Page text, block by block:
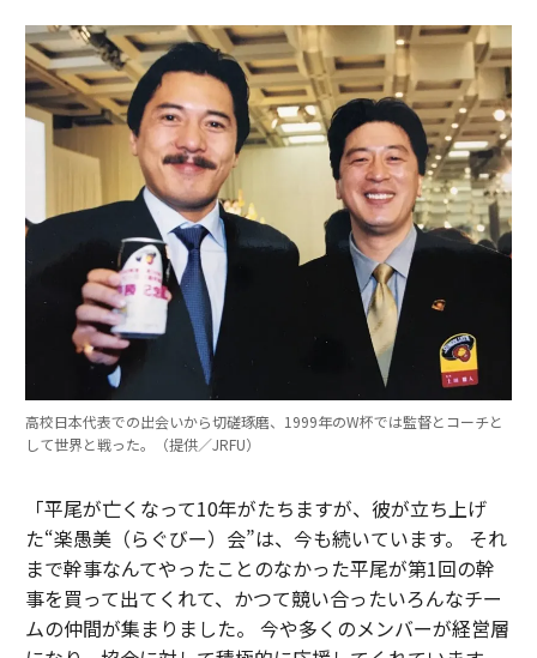
高校日本代表での出会いから切磋琢磨、1999年のW杯では監督とコーチと
して世界と戦った。（提供／JRFU）
「平尾が亡くなって10年がたちますが、彼が立ち上げ
た“楽愚美（らぐびー）会”は、今も続いています。 それ
まで幹事なんてやったことのなかった平尾が第1回の幹
事を買って出てくれて、かつて競い合ったいろんなチー
ムの仲間が集まりました。 今や多くのメンバーが経営層